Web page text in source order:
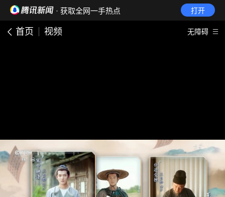
· 获取全网一手热点 打开
首页 视频 无障碍